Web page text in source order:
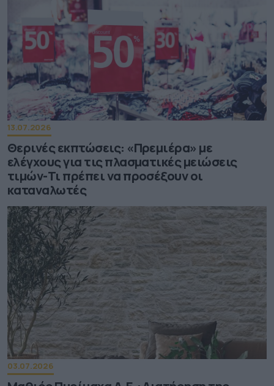
13.07.2026
Θερινές εκπτώσεις: «Πρεμιέρα» με
ελέγχους για τις πλασματικές μειώσεις
τιμών-Τι πρέπει να προσέξουν οι
καταναλωτές
03.07.2026